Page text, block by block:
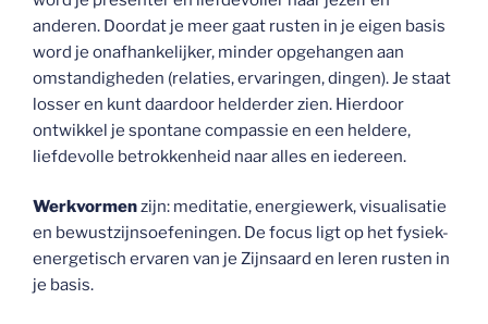
anderen. Doordat je meer gaat rusten in je eigen basis
word je onafhankelijker, minder opgehangen aan
omstandigheden (relaties, ervaringen, dingen). Je staat
losser en kunt daardoor helderder zien. Hierdoor
ontwikkel je spontane compassie en een heldere,
liefdevolle betrokkenheid naar alles en iedereen.
Werkvormenzijn: meditatie, energiewerk, visualisatie
en bewustzijnsoefeningen. De focus ligt op het fysiek-
energetisch ervaren van je Zijnsaard en leren rusten in
je basis.